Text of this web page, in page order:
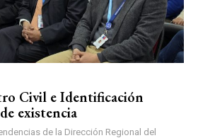
Civil e Identificación
existencia
de la Dirección Regional del